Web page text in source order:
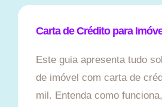
Carta de Crédito para
Este guia apresenta tudo
de imóvel com carta de
mil. Entenda como